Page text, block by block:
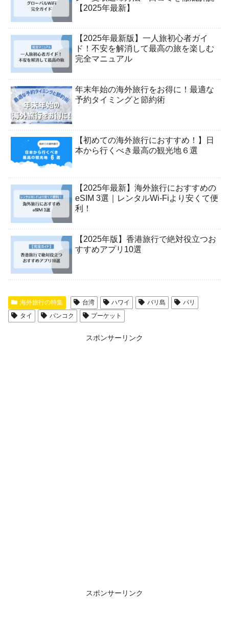
【2025年最新】
【2025年最新版】一人旅初心者ガイ
ド！不安を解消して最高の旅を楽しむ
完全マニュアル
年末年始の海外旅行をお得に！最適な
予約タイミングと節約術
【初めての海外旅行におすすめ！】日
本から行くべき最高の観光地６選
【2025年最新】海外旅行におすすめの
eSIM 3選｜レンタルWi-Fiより安くて便
利！
【2025年版】香港旅行で絶対役立つお
すすめアプリ10選
海外旅行の特集 台湾 ハワイ バリ島
パリ
タイ
バンコク プーケット
スポンサーリンク
スポンサーリンク